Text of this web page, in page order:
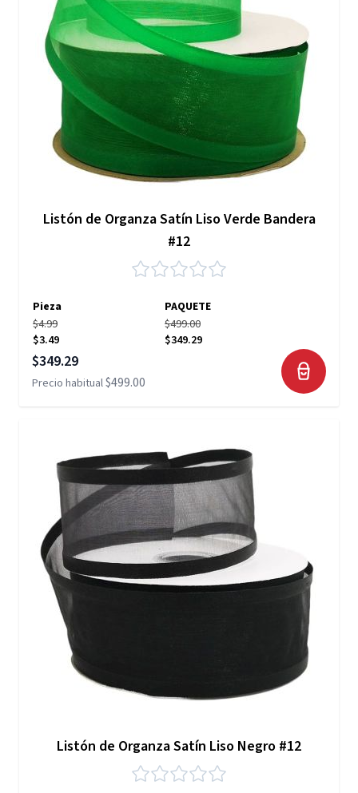
Listón de Organza Satín Liso Verde Bandera
#12
Pieza
PAQUETE
$4.99
$3.49
$499.00
$349.29
Precio especial
$349.29
Precio habitual$499.00
Listón de Organza Satín Liso Negro #12